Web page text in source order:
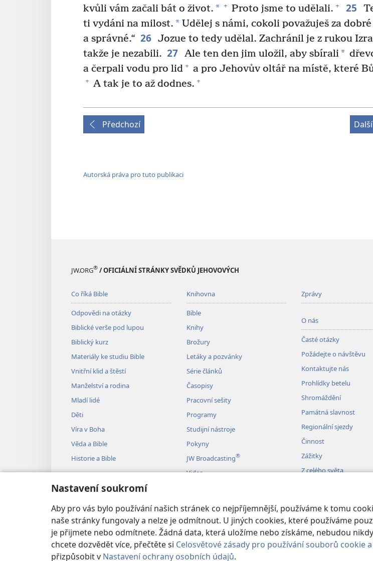
Nastavení soukromí
Aby pro vás bylo používání našich stránek co nejpříjemnější, používáme k tomu
naše stránky fungovaly a nelze je odmítnout. U jiných cookies, které používáme
je přijmete nebo odmítnete. Žádná data, která uložíme nebo získáme, nebudou
chcete dozvědět více, přečtěte si Celosvětové zásady pro používání souborů cookie
přizpůsobit v Nastavení ochrany osobních údajů.
kvůli vám začali bát o život. * + Proto jsme to udělali. + 25
ti vydáni na milost. * Udělej s námi, cokoli považuješ za dobré
a správné.“ 26 Jozue to tedy udělal. Zachránil je z rukou
takže je nezabili. 27 Ale ten den jim uložil, aby sbírali*
a čerpali vodu pro lid + a pro Jehovův oltář na místě, které
+ A tak je to až dodnes. +
Předchozí Další
Autorská práva pro tuto publikaci
JW.ORG® / OFICIÁLNÍ STRÁNKY SVĚDKŮ JEHOVOVÝCH
Co říká Bible
Odpovědi na otázky
Biblické verše pod lupou
Biblický kurz
Materiály ke studiu Bible
Vnitřní klid a štěstí
Manželství a rodina
Mladí lidé
Děti
Víra v Boha
Věda a Bible
Historie a Bible
Knihovna
Bible
Knihy
Brožury
Letáky a pozvánky
Série článků
Časopisy
Pracovní sešity
Programy
Studijní nástroje
Pokyny
JW Broadcasting®
Videa
Dramatizované čtení Bible
Zprávy
O nás
Časté otázky
Požádejte o návštěvu
Kontaktujte nás
Prohlídky betelu
Shromáždění
Památná slavnost
Regionální sjezdy
Činnost
Zážitky
Z celého světa